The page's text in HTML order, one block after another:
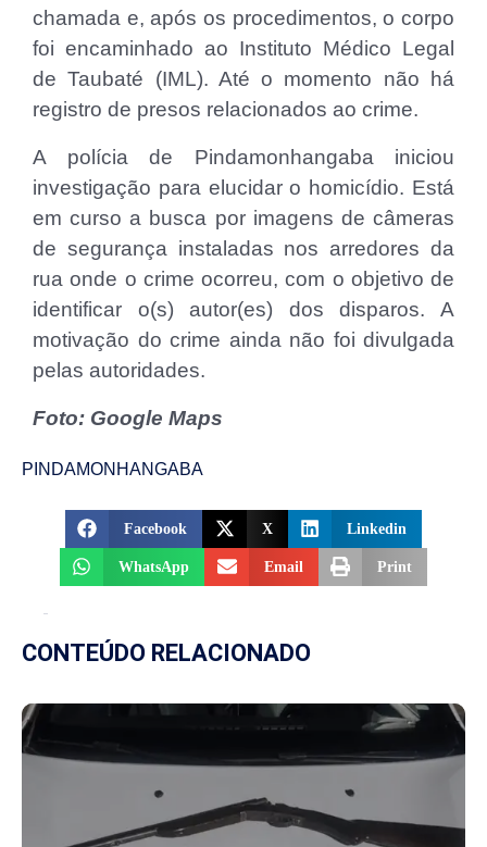
chamada e, após os procedimentos, o corpo
foi encaminhado ao Instituto Médico Legal
de Taubaté (IML). Até o momento não há
registro de presos relacionados ao crime.
A polícia de Pindamonhangaba iniciou
investigação para elucidar o homicídio. Está
em curso a busca por imagens de câmeras
de segurança instaladas nos arredores da
rua onde o crime ocorreu, com o objetivo de
identificar o(s) autor(es) dos disparos. A
motivação do crime ainda não foi divulgada
pelas autoridades.
Foto: Google Maps
PINDAMONHANGABA
Facebook X Linkedin
WhatsApp Email Print
CONTEÚDO RELACIONADO